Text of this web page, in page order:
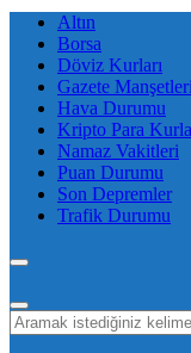
Altın
Borsa
Döviz Kurları
Gazete Manşetleri
Hava Durumu
Kripto Para
Namaz Vakitleri
Puan Durumu
Son Depremler
Trafik Durumu